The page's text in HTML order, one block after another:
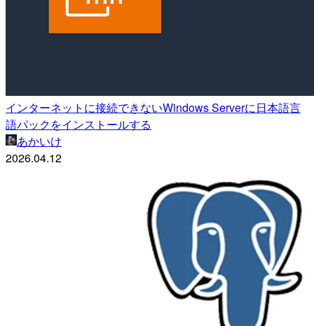
インターネットに接続できないWindows Serverに日本語言
語パックをインストールする
あかいけ
2026.04.12